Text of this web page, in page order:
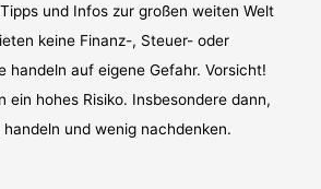
und Infos zur großen weiten Welt
keine Finanz-, Steuer- oder
handeln auf eigene Gefahr. Vorsicht!
ein hohes Risiko. Insbesondere dann,
und wenig nachdenken.